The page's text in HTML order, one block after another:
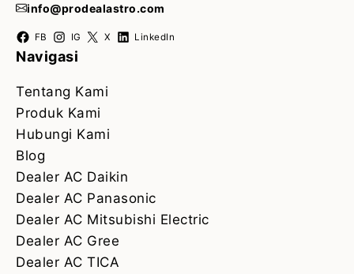
info@prodealastro.com
FB IG X LinkedIn
Navigasi
Tentang Kami
Produk Kami
Hubungi Kami
Blog
Dealer AC Daikin
Dealer AC Panasonic
Dealer AC Mitsubishi Electric
Dealer AC Gree
Dealer AC TICA